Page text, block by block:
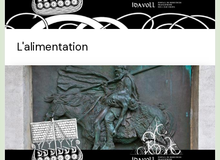
L'alimentation